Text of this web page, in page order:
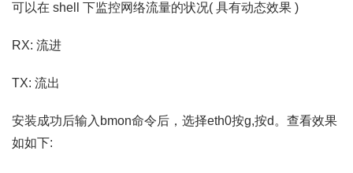
可以在 shell 下监控网络流量的状况( 具有动态效果 )
RX: 流进
TX: 流出
安装成功后输入bmon命令后，选择eth0按g,按d。查看效果
如如下: